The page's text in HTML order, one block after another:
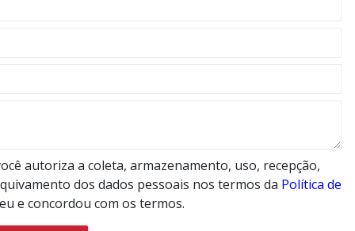
autoriza a coleta, armazenamento, uso, recepção,
dos dados pessoais nos termos da Política de
e concordou com os termos.